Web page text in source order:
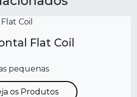
Flat Coil
pequenas
os Produtos